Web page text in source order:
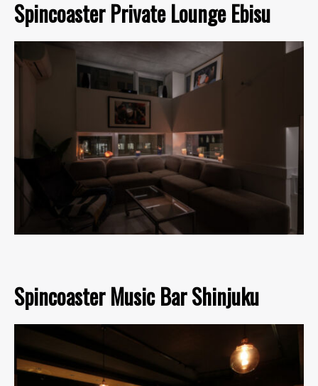
Spincoaster Private Lounge Ebisu
Spincoaster Music Bar Shinjuku